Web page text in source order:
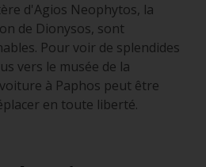
d'Agios Neophytos, la
de Dionysos, sont
Pour voir de splendides
vers le musée de la
à Paphos peut être
en toute liberté.